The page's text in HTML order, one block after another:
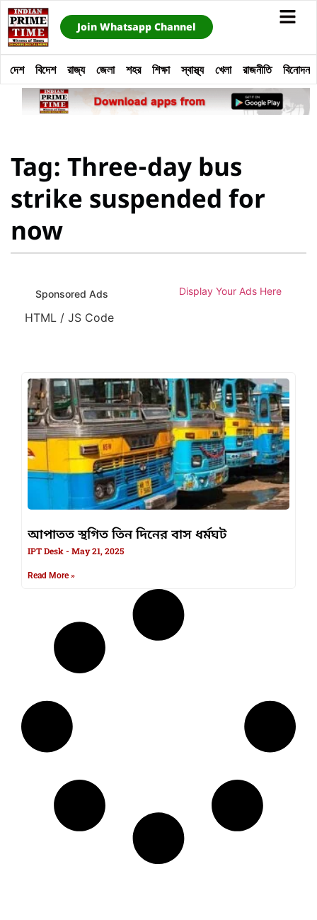
Join Whatsapp Channel
দেশ বিদেশ রাজ্য জেলা শহর শিক্ষা স্বাস্থ্য খেলা রাজনীতি বিনোদন
Tag: Three-day bus
strike suspended for
now
Sponsored Ads Display Your Ads Here
HTML / JS Code
আপাতত স্থগিত তিন দিনের বাস ধর্মঘট
IPT Desk May 21, 2025
Read More »